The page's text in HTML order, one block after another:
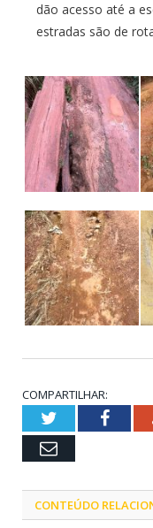
dão acesso até a
estradas são de
COMPARTILHAR:
Twitter
Email
CONTEÚDO